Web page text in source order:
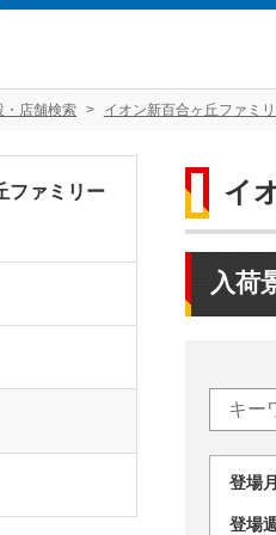
・店舗検索 イオン新百合ヶ丘ファミ
イ
入荷
登
登
ファミリー